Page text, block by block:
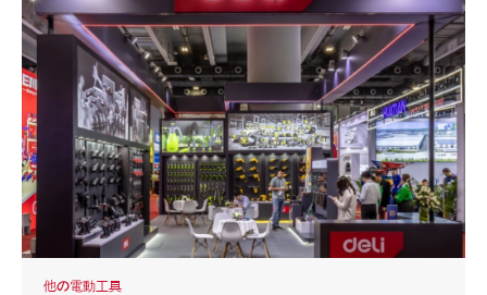
他の電動工具